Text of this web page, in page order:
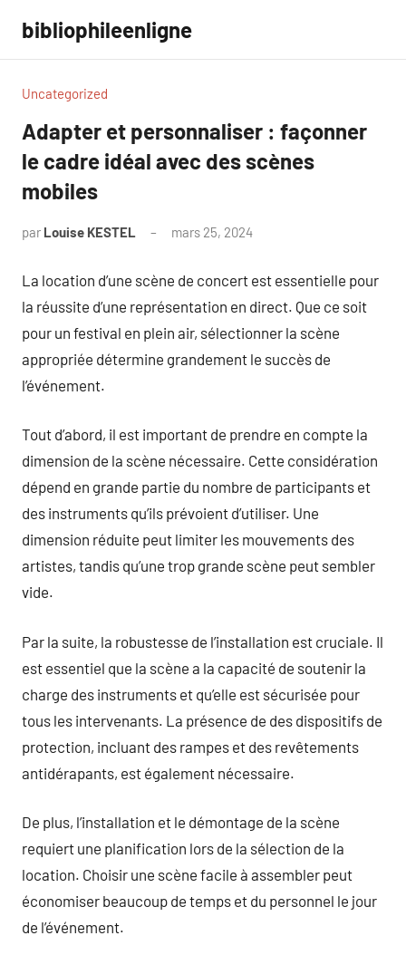
contenu
bibliophileenligne
Uncategorized
Adapter et personnaliser : façonner
le cadre idéal avec des scènes
mobiles
par Louise KESTEL mars 25, 2024
La location d’une scène de concert est essentielle pour
la réussite d’une représentation en direct. Que ce soit
pour un festival en plein air, sélectionner la scène
appropriée détermine grandement le succès de
l’événement.
Tout d’abord, il est important de prendre en compte la
dimension de la scène nécessaire. Cette considération
dépend en grande partie du nombre de participants et
des instruments qu’ils prévoient d’utiliser. Une
dimension réduite peut limiter les mouvements des
artistes, tandis qu’une trop grande scène peut sembler
vide.
Par la suite, la robustesse de l’installation est cruciale. Il
est essentiel que la scène a la capacité de soutenir la
charge des instruments et qu’elle est sécurisée pour
tous les intervenants. La présence de des dispositifs de
protection, incluant des rampes et des revêtements
antidérapants, est également nécessaire.
De plus, l’installation et le démontage de la scène
requiert une planification lors de la sélection de la
location. Choisir une scène facile à assembler peut
économiser beaucoup de temps et du personnel le jour
de l’événement.